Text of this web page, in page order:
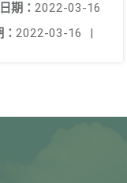
期： 2022-03-16
2022-03-16 |